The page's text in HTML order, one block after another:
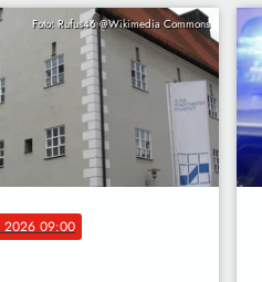
Foto: Rufus46 @Wikimedia Commons
2026 09:00